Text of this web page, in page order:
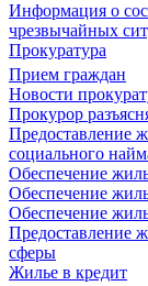
Информация о
чрезвычайных
Прокуратура
Прием граждан
Новости
Прокурор
Предоставление
социального
Обеспечение
Обеспечение
Обеспечение
Предоставление
сферы
Жилье в кредит